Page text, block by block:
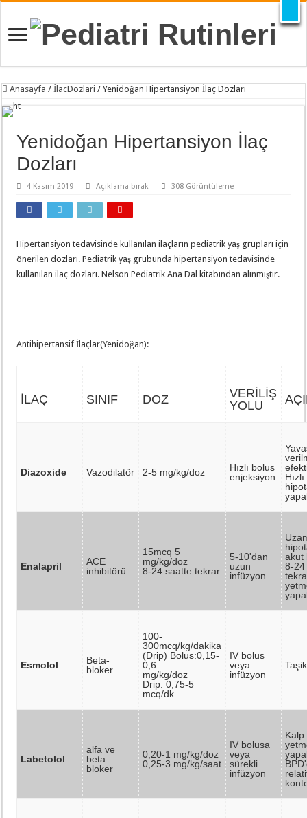
X
Anasayfa / İlacDozlari / Yenidoğan Hipertansiyon İlaç Dozları
Yenidoğan Hipertansiyon İlaç
Dozları
4 Kasım 2019 Açıklama bırak 308 Görüntüleme
Hipertansiyon tedavisinde kullanılan ilaçların pediatrik yaş grupları için
önerilen dozları. Pediatrik yaş grubunda hipertansiyon tedavisinde
kullanılan ilaç dozları. Nelson Pediatrik Ana Dal kitabından alınmıştır.
Antihipertansif İlaçlar(Yenidoğan):
İLAÇ SINIF DOZ
VERİLİŞ
YOLU
Diazoxide Vazodilatör 2-5 mg/kg/doz
Hızlı bolus
enjeksiyon
Hızlı
Enalapril
ACE
inhibitörü
15mcq 5
mg/kg/doz
8-24 saatte tekrar
5-10'dan
uzun
infüzyon
akut
8-
Esmolol
Beta-
bloker
100-
300mcq/kg/dakika
(Drip) Bolus:0,15-
0,6
mg/kg/doz
Drip: 0,75-5
mcq/dk
IV bolus
veya
infüzyon
Labetolol
alfa ve
beta
bloker
0,20-1 mg/kg/doz
0,25-3 mg/kg/saat
IV bolusa
veya
sürekli
infüzyon
Kalp